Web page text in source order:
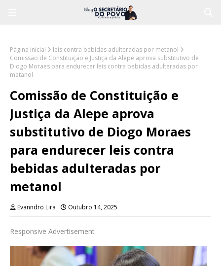
Página inicial
leis contra bebidas adulteradas por metanol
Comissão de Constituição e Justiça da Alepe aprova substitutivo de
Diogo Moraes para endurecer leis contra bebidas adulteradas por
metanol
Comissão de Constituição e
Justiça da Alepe aprova
substitutivo de Diogo Moraes
para endurecer leis contra
bebidas adulteradas por
metanol
Evanndro Lira Outubro 14, 2025
Responsive Advertisement